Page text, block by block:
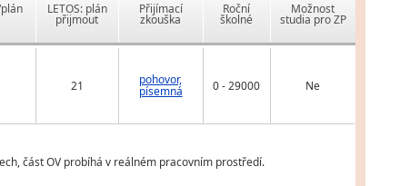
LETOS: plán
přijmout
Přijímací
zkouška
Roční
školné
Možnost
studia pro ZP
21 pohovor,
písemná 0 - 29000 Ne
část OV probíhá v reálném pracovním prostředí.